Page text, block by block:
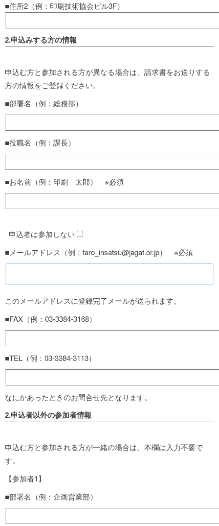
■住所2（例：印刷技術協会ビル3F）
2.申込みする方の情報
申込む方と参加される方が異なる場合は、請求書をお送りする
方の情報をご登録ください。
■部署名（例：総務部）
■役職名（例：課長）
■お名前（例：印刷 太郎） ※必須
申込者は参加しない
■メールアドレス（例：taro_insatsu@jagat.or.jp） ※必須
このメールアドレスに登録完了メールが送られます。
■FAX（例：03-3384-3168）
■TEL（例：03-3384-3113）
なにかあったときのお問合せ先となります。
2.申込者以外の参加者情報
申込む方と参加される方が一緒の場合は、本欄は入力不要で
す。
【参加者1】
■部署名（例：企画営業部）